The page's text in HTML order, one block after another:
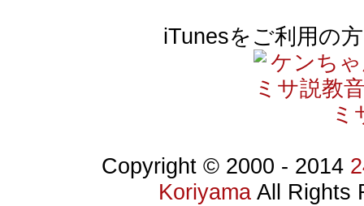
iTunesをご利用の
Copyright © 2000 - 2014
Koriyama All Rights